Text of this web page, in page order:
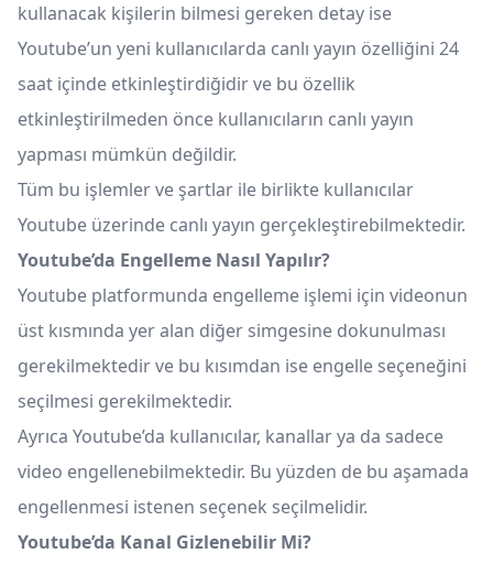
kullanacak kişilerin bilmesi gereken detay ise
Youtube’un yeni kullanıcılarda canlı yayın özelliğini 24
saat içinde etkinleştirdiğidir ve bu özellik
etkinleştirilmeden önce kullanıcıların canlı yayın
yapması mümkün değildir.
Tüm bu işlemler ve şartlar ile birlikte kullanıcılar
Youtube üzerinde canlı yayın gerçekleştirebilmektedir.
Youtube’da Engelleme Nasıl Yapılır?
Youtube platformunda engelleme işlemi için videonun
üst kısmında yer alan diğer simgesine dokunulması
gerekilmektedir ve bu kısımdan ise engelle seçeneğini
seçilmesi gerekilmektedir.
Ayrıca Youtube’da kullanıcılar, kanallar ya da sadece
video engellenebilmektedir. Bu yüzden de bu aşamada
engellenmesi istenen seçenek seçilmelidir.
Youtube’da Kanal Gizlenebilir Mi?